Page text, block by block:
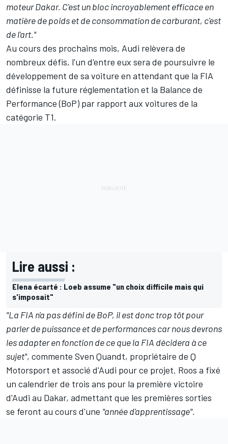
moteur Dakar. C'est un bloc incroyablement efficace en
matière de poids et de consommation de carburant, c'est
de l'art."
Au cours des prochains mois, Audi relèvera de
nombreux défis, l'un d'entre eux sera de poursuivre le
développement de sa voiture en attendant que la FIA
définisse la future réglementation et la Balance de
Performance (BoP) par rapport aux voitures de la
catégorie T1.
Lire aussi :
Elena écarté : Loeb assume "un choix difficile mais qui
s'imposait"
"La FIA n'a pas défini de BoP, il est donc trop tôt pour
parler de puissance et de performances car nous devrons
les adapter en fonction de ce que la FIA décidera à ce
sujet", commente Sven Quandt, propriétaire de Q
Motorsport et associé d'Audi pour ce projet. Roos a fixé
un calendrier de trois ans pour la première victoire
d'Audi au Dakar, admettant que les premières sorties
se feront au cours d'une "année d'apprentissage".